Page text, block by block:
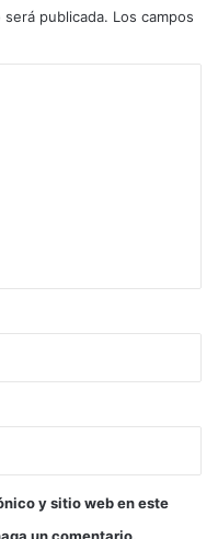
publicada. Los campos
y sitio web en este